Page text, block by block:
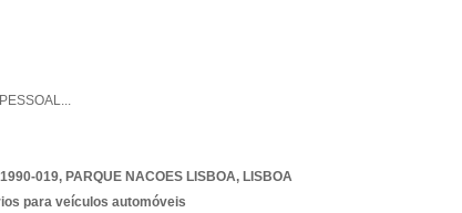
...
019, PARQUE NACOES LISBOA, LISBOA
para veículos automóveis